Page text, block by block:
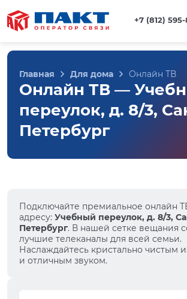
+7 (812) 595-
Главная Для дома Онлайн ТВ
Онлайн ТВ —
переулок, д. 8/3,
Петербург
Подключайте премиальное онлайн
адресу: Учебный переулок, д. 8/3,
Петербург. В нашей сетке вещания
лучшие телеканалы для всей семьи.
Наслаждайтесь кристально чистым
и отличным звуком.